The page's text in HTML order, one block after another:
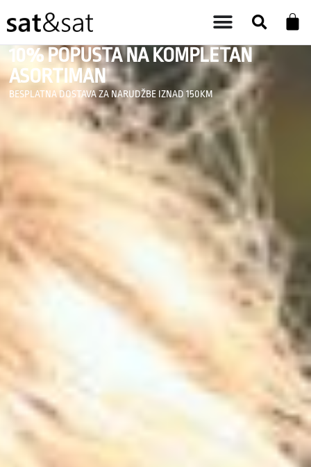
10% POPUSTA NA KOMPLETAN
ASORTIMAN
BESPLATNA DOSTAVA ZA NARUDŽBE IZNAD 150KM